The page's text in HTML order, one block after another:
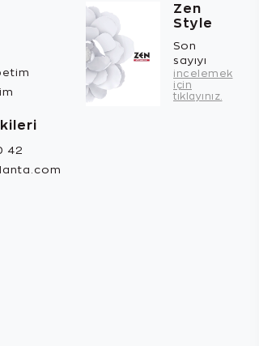
42
Zen
Style
Son
sayıyı
incelemek
için
tıklayınız.